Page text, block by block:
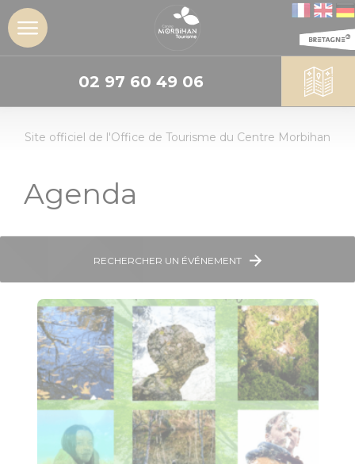
DÉCOUVRIR
L'insoupçonné
incontournables
Géants de
pierres :
menhirs et
dolmens
Patrimoine
religieux
02 97 60 49 06
Site officiel de l'Office de Tourisme du Centre Morbihan
Agenda
RECHERCHER UN ÉVÉNEMENT